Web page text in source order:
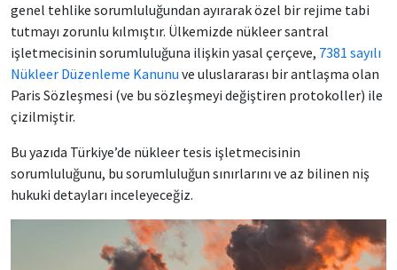
genel tehlike sorumluluğundan ayırarak özel bir rejime tabi
tutmayı zorunlu kılmıştır. Ülkemizde nükleer santral
işletmecisinin sorumluluğuna ilişkin yasal çerçeve, 7381 sayılı
Nükleer Düzenleme Kanunu ve uluslararası bir antlaşma olan
Paris Sözleşmesi (ve bu sözleşmeyi değiştiren protokoller) ile
çizilmiştir.
Bu yazıda Türkiye’de nükleer tesis işletmecisinin
sorumluluğunu, bu sorumluluğun sınırlarını ve az bilinen niş
hukuki detayları inceleyeceğiz.